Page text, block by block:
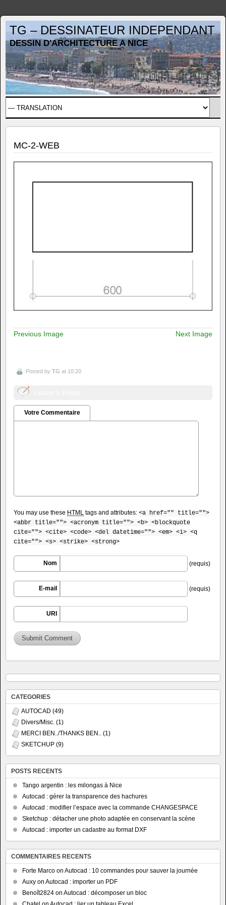
TG – DESSINATEUR INDEPENDANT
DESSIN D'ARCHITECTURE A NICE
MC-2-WEB
Previous Image Next Image
Posted by TG at 10:20
Votre Commentaire
You may use these HTML tags and attributes: <a href="" title="">
<abbr title=""> <acronym title=""> <b> <blockquote
cite=""> <cite> <code> <del datetime=""> <em> <i> <q
cite=""> <s> <strike> <strong>
Nom (requis)
E-mail (requis)
URI
CATEGORIES
AUTOCAD (49)
Divers/Misc. (1)
MERCI BEN../THANKS BEN.. (1)
SKETCHUP (9)
POSTS RECENTS
Tango argentin : les milongas à Nice
Autocad : gérer la transparence des hachures
Autocad : modifier l’espace avec la commande CHANGESPACE
Sketchup : détacher une photo adaptée en conservant la scène
Autocad : importer un cadastre au format DXF
COMMENTAIRES RECENTS
Forte Marco on Autocad : 10 commandes pour sauver la journée
Auxy on Autocad : importer un PDF
Benoît2824 on Autocad : décomposer un bloc